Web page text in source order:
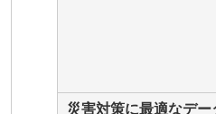
災害対策に最適なデー